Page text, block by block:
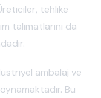
tehlike
talimatlarını da
ambalaj ve
Bu